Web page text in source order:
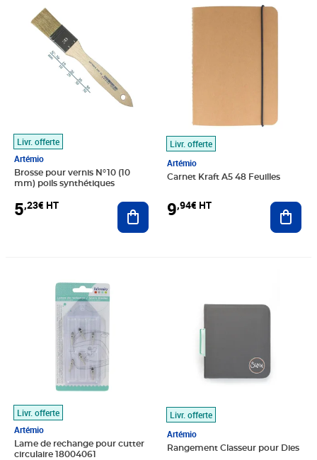
Livr. offerte
Artémio
Brosse pour vernis N°10 (10
mm) poils synthétiques
5,23€ HT
Prix 5,23€ HT
Ajouter au panier
Livr. offerte
Artémio
Carnet Kraft A5 48 Feuilles
9,94€ HT
Prix 9,94€ HT
Livr. offerte
Artémio
Lame de rechange pour cutter
circulaire 18004061
Livr. offerte
Artémio
Rangement Classeur pour Dies